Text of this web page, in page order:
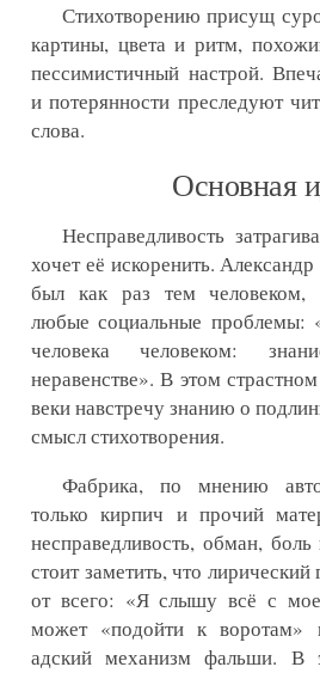
Стихотворению присущ
картины, цвета и ритм,
пессимистичный настрой.
и потерянности преследуют
слова.
Основная
Несправедливость
хочет её искоренить.
был как раз тем человеком,
любые социальные проблемы:
человека человеком:
неравенстве». В этом
веки навстречу знанию о
смысл стихотворения.
Фабрика, по мнению
только кирпич и прочий
несправедливость, обман,
стоит заметить, что лирический
от всего: «Я слышу всё с
может «подойти к воротам»
адский механизм фальши. В